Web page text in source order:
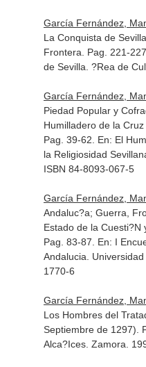
García Fernández,
La Conquista de
Frontera. Pag. 221-227.
de Sevilla. ?Rea de
García Fernández,
Piedad Popular y
Humilladero de la Cruz
Pag. 39-62. En: El
la Religiosidad
ISBN 84-8093-067-5
García Fernández,
Andaluc?a; Guerra,
Estado de la Cuesti?N
Pag. 83-87. En: I
Andalucia .
1770-6
García Fernández,
Los Hombres del
Septiembre de 1297).
Alca?Ices. Zamora.